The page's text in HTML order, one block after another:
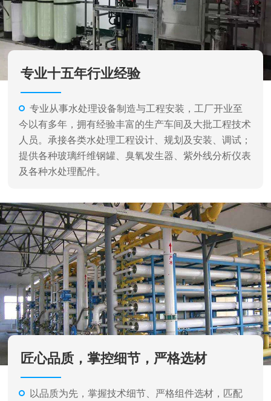
人员。承接各类水处理工程设计、规划及安装、调试；
提供各种玻璃纤维钢罐、臭氧发生器、紫外线分析仪表
及各种水处理配件。
匠心品质，掌控细节，严格选材
以品质为先，掌握技术细节、严格组件选材，匹配
部件，稳定整机，注重工艺设计，可根据客户不同的需
求量身定制。在工程设计、材料选用、设计制作、工程
安装等方面的每一个环节，都严格按照ISO9001质量管
理体系进行。